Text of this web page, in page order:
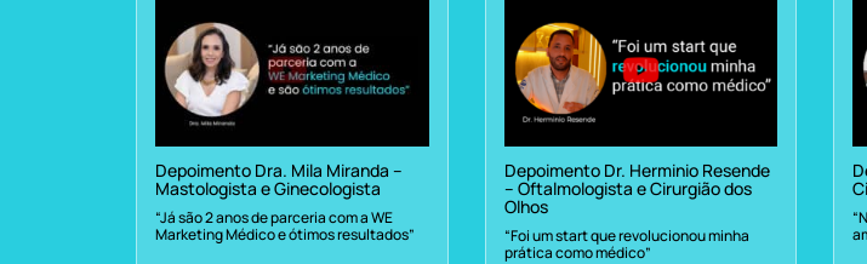
Depoimento Dra. Mila Miranda –
Mastologista e Ginecologista
“Já são 2 anos de parceria com a WE
Marketing Médico e ótimos resultados”
Depoimento Dr. Herminio Resende
– Oftalmologista e Cirurgião dos
Olhos
“Foi um start que revolucionou minha
prática como médico”